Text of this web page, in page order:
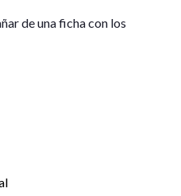
de una ficha con los